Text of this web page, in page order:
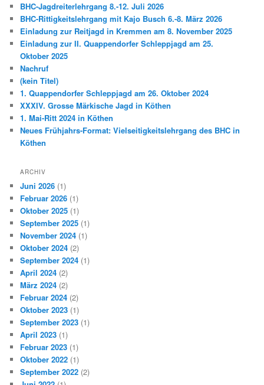
BHC-Jagdreiterlehrgang 8.-12. Juli 2026
BHC-Rittigkeitslehrgang mit Kajo Busch 6.-8. März 2026
Einladung zur Reitjagd in Kremmen am 8. November 2025
Einladung zur II. Quappendorfer Schleppjagd am 25.
Oktober 2025
Nachruf
(kein Titel)
1. Quappendorfer Schleppjagd am 26. Oktober 2024
XXXIV. Grosse Märkische Jagd in Köthen
1. Mai-Ritt 2024 in Köthen
Neues Frühjahrs-Format: Vielseitigkeitslehrgang des BHC in
Köthen
ARCHIV
Juni 2026 (1)
Februar 2026 (1)
Oktober 2025 (1)
September 2025 (1)
November 2024 (1)
Oktober 2024 (2)
September 2024 (1)
April 2024 (2)
März 2024 (2)
Februar 2024 (2)
Oktober 2023 (1)
September 2023 (1)
April 2023 (1)
Februar 2023 (1)
Oktober 2022 (1)
September 2022 (2)